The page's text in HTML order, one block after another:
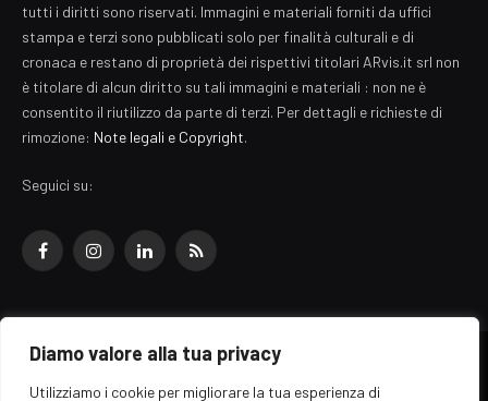
Diamo valore alla tua privacy
Utilizziamo i cookie per migliorare la tua esperienza di
tutti i diritti sono riservati. Immagini e materiali forniti da uffici
stampa e terzi sono pubblicati solo per finalità culturali e di
cronaca e restano di proprietà dei rispettivi titolari ARvis.it srl non
è titolare di alcun diritto su tali immagini e materiali : non ne è
consentito il riutilizzo da parte di terzi. Per dettagli e richieste di
rimozione: Note legali e Copyright.
Seguici su:
FacebookInstagramLinkedInRSS
© 2026 EZ Rome Designed by ARvis.it